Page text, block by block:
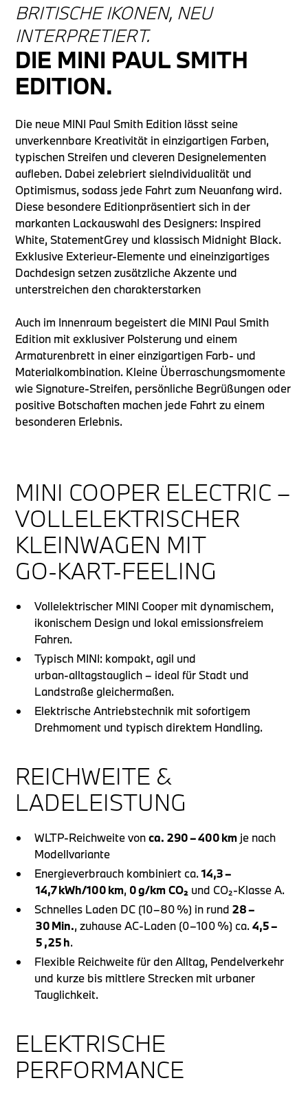
BRITISCHE IKONEN, NEU
INTERPRETIERT.
DIE MINI PAUL SMITH
EDITION.
Die neue MINI Paul Smith Edition lässt seine
unverkennbare Kreativität in einzigartigen Farben,
typischen Streifen und cleveren Designelementen
aufleben. Dabei zelebriert sieIndividualität und
Optimismus, sodass jede Fahrt zum Neuanfang wird.
Diese besondere Editionpräsentiert sich in der
markanten Lackauswahl des Designers: Inspired
White, StatementGrey und klassisch Midnight Black.
Exklusive Exterieur-Elemente und eineinzigartiges
Dachdesign setzen zusätzliche Akzente und
unterstreichen den charakterstarken
Auch im Innenraum begeistert die MINI Paul Smith
Edition mit exklusiver Polsterung und einem
Armaturenbrett in einer einzigartigen Farb- und
Materialkombination. Kleine Überraschungsmomente
wie Signature-Streifen, persönliche Begrüßungen oder
positive Botschaften machen jede Fahrt zu einem
besonderen Erlebnis.
MINI COOPER ELECTRIC –
VOLLELEKTRISCHER
KLEINWAGEN MIT
GO‑KART‑FEELING
Vollelektrischer MINI Cooper mit dynamischem,
ikonischem Design und lokal emissionsfreiem
Fahren.
Typisch MINI: kompakt, agil und
urban‑alltagstauglich – ideal für Stadt und
Landstraße gleichermaßen.
Elektrische Antriebstechnik mit sofortigem
Drehmoment und typisch direktem Handling.
REICHWEITE &
LADELEISTUNG
WLTP‑Reichweite vonca. 290 – 400 km je nach
Modellvariante
Energieverbrauch kombiniert ca.14,3 –
14,7 kWh/100 km, 0 g/km CO₂ und CO₂‑Klasse A.
Schnelles Laden DC (10–80 %) in rund28 –
30 Min., zuhause AC‑Laden (0–100 %) ca.4,5 –
5 ,25 h.
Flexible Reichweite für den Alltag, Pendelverkehr
und kurze bis mittlere Strecken mit urbaner
Tauglichkeit.
ELEKTRISCHE
PERFORMANCE